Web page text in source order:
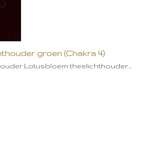
groen (Chakra 4)
Lotusbloem theelichthouder…